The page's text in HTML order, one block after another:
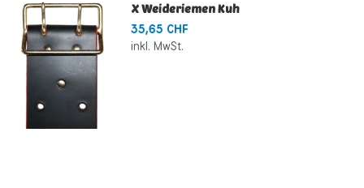
X Weideriemen Kuh
35,65 CHF
inkl. MwSt.